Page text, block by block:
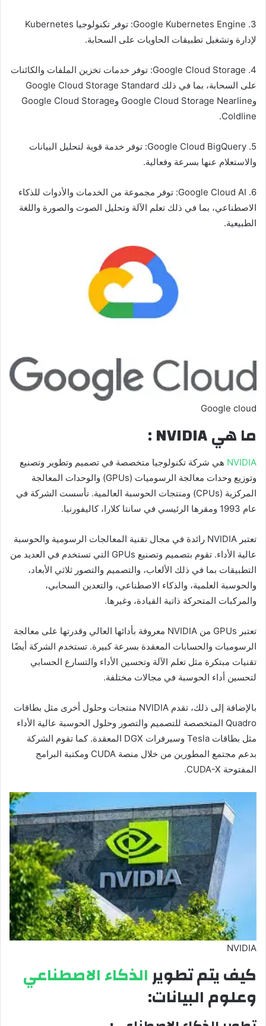
3. Google Kubernetes Engine: توفر تكنولوجيا Kubernetes
لإدارة وتشغيل تطبيقات الحاويات على السحابة.
4. Google Cloud Storage: توفر خدمات تخزين الملفات والكائنات
على السحابة، بما في ذلك Google Cloud Storage Standard
وGoogle Cloud Storage Nearline وGoogle Cloud Storage
Coldline.
5. Google Cloud BigQuery: توفر خدمة قوية لتحليل البيانات
والاستعلام عنها بسرعة وفعالية.
6. Google Cloud AI: توفر مجموعة من الخدمات والأدوات للذكاء
الاصطناعي، بما في ذلك تعلم الآلة وتحليل الصوت والصورة واللغة
الطبيعية.
Google cloud
ما هي NVIDIA :
NVIDIA هي شركة تكنولوجيا متخصصة في تصميم وتطوير وتصنيع
وتوزيع وحدات معالجة الرسوميات (GPUs) والوحدات المعالجة
المركزية (CPUs) ومنتجات الحوسبة العالمية. تأسست الشركة في
عام 1993 ومقرها الرئيسي في سانتا كلارا، كاليفورنيا.
تعتبر NVIDIA رائدة في مجال تقنية المعالجات الرسومية والحوسبة
عالية الأداء. تقوم بتصميم وتصنيع GPUs التي تستخدم في العديد من
التطبيقات بما في ذلك الألعاب، والتصميم والتصور ثلاثي الأبعاد،
والحوسبة العلمية، والذكاء الاصطناعي، والتعدين السحابي،
والمركبات المتحركة ذاتية القيادة، وغيرها.
تعتبر GPUs من NVIDIA معروفة بأدائها العالي وقدرتها على معالجة
الرسوميات والحسابات المعقدة بسرعة كبيرة. تستخدم الشركة أيضًا
تقنيات مبتكرة مثل تعلم الآلة وتحسين الأداء والتسارع الحسابي
لتحسين أداء الحوسبة في مجالات مختلفة.
بالإضافة إلى ذلك، تقدم NVIDIA منتجات وحلول أخرى مثل بطاقات
Quadro المتخصصة للتصميم والتصور وحلول الحوسبة عالية الأداء
مثل بطاقات Tesla وسيرفرات DGX المعقدة. كما تقوم الشركة
بدعم مجتمع المطورين من خلال منصة CUDA ومكتبة البرامج
المفتوحة CUDA-X.
NVIDIA
كيف يتم تطويرالذكاء الاصطناعي
وعلوم البيانات: